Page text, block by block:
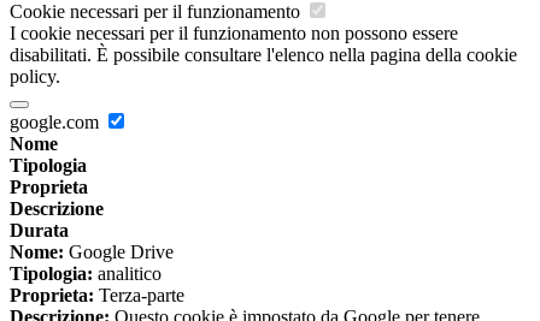
Cookie necessari per il funzionamento
I cookie necessari per il funzionamento non possono essere
disabilitati. È possibile consultare l'elenco nella pagina della cookie
policy.
google.com
Nome
Tipologia
Proprieta
Descrizione
Durata
Nome: Google Drive
Tipologia: analitico
Proprieta: Terza-parte